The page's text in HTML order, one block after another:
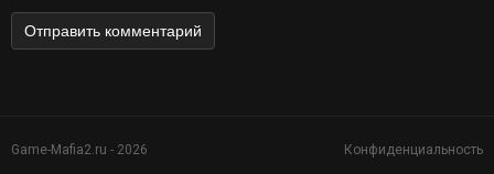
Game-Mafia2.ru - 2026 Конфиденциальность